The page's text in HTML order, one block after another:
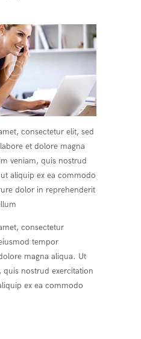
consectetur elit, sed
et dolore magna
veniam, quis nostrud
aliquip ex ea commodo
dolor in reprehenderit
consectetur
tempor
magna aliqua. Ut
nostrud exercitation
ex ea commodo